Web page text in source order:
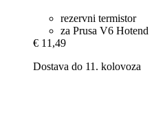
rezervni termistor
za Prusa V6 Hotend
€ 11,49
Dostava do 11. kolovoza